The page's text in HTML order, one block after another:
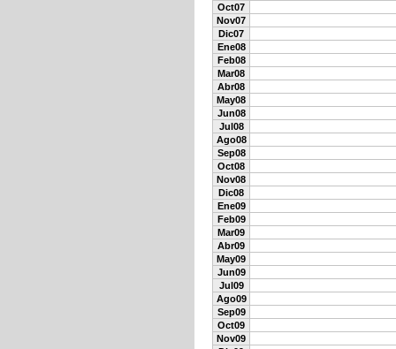
Oct07
Nov07
Dic07
Ene08
Feb08
Mar08
Abr08
May08
Jun08
Jul08
Ago08
Sep08
Oct08
Nov08
Dic08
Ene09
Feb09
Mar09
Abr09
May09
Jun09
Jul09
Ago09
Sep09
Oct09
Nov09